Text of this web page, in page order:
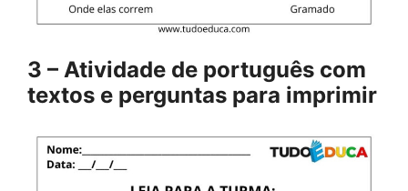
3 – Atividade de português com
textos e perguntas para imprimir